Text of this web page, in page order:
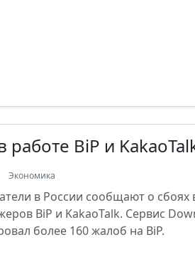
работе BiP и
Экономика
в России сообщают о сбоях
BiP и KakaoTalk. Сервис
более 160 жалоб на BiP.